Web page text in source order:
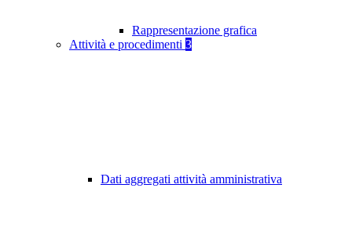
Rappresentazione grafica
Attività e procedimenti 3
Dati aggregati attività amministrativa